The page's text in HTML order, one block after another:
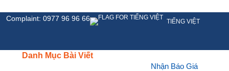
Complaint: 0977 96 96 66 TIẾNG VIỆT
Nhận Báo Giá
Danh Mục Bài Viết